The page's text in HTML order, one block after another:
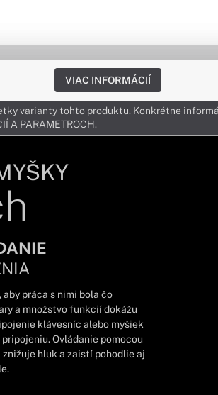
VIAC INFORMÁCIÍ
varianty tohto produktu. Konkrétne
A PARAMETROCH.
práca s nimi bola čo
a množstvo funkcií dokážu
klávesníc alebo myšiek
Ovládanie pomocou
hluk a zaistí pohodlie aj